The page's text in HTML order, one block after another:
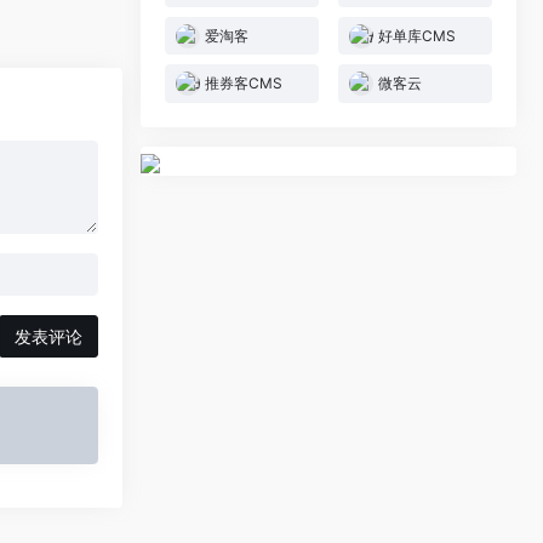
发表评论
爱淘客 好单库CMS
推券客CMS 微客云